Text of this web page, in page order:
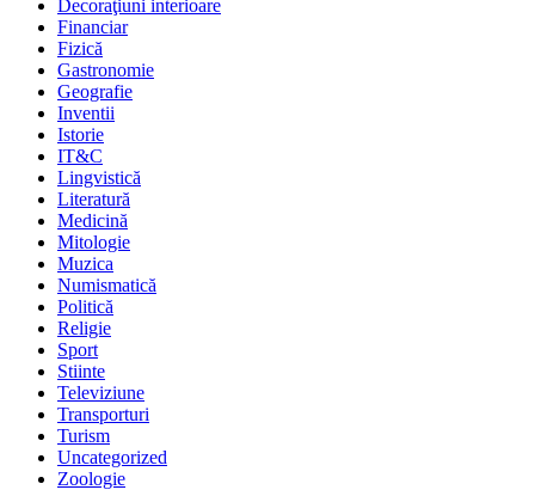
Decoraţiuni interioare
Financiar
Fizică
Gastronomie
Geografie
Inventii
Istorie
IT&C
Lingvistică
Literatură
Medicină
Mitologie
Muzica
Numismatică
Politică
Religie
Sport
Stiinte
Televiziune
Transporturi
Turism
Uncategorized
Zoologie